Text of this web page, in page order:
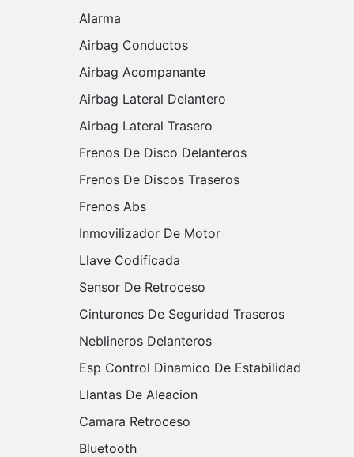
Alarma
Airbag Conductos
Airbag Acompanante
Airbag Lateral Delantero
Airbag Lateral Trasero
Frenos De Disco Delanteros
Frenos De Discos Traseros
Frenos Abs
Inmovilizador De Motor
Llave Codificada
Sensor De Retroceso
Cinturones De Seguridad Traseros
Neblineros Delanteros
Esp Control Dinamico De Estabilidad
Llantas De Aleacion
Camara Retroceso
Bluetooth